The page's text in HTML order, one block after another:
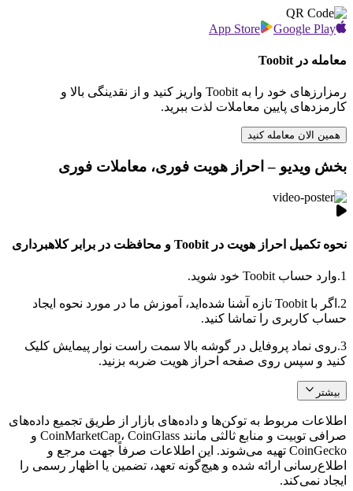
App Store Google Play
معامله در Toobit
رمزارزهای خود را به Toobit واریز کنید و از نقدینگی بالا و
کارمزدهای پایین معاملات لذت ببرید.
همین الان معامله کنید
بخش ویدیو – احراز هویت فوری، معاملات فوری
نحوه تکمیل احراز هویت در Toobit و محافظت در برابر کلاهبرداری
1. وارد حساب Toobit خود شوید.
2.
اگر با Toobit تازه آشنا شده‌اید، آموزش ما در مورد نحوه ایجاد
حساب کاربری را تماشا کنید.
3. روی نماد پروفایل در گوشه بالا سمت راست نوار پیمایش کلیک
کنید و سپس روی صفحه احراز هویت ضربه بزنید.
بیشتر
اطلاعات مربوط به توکن‌ها و داده‌های بازار از طریق تجمیع داده‌های
صرافی توبیت و منابع ثالثی مانند CoinMarketCap، CoinGlass و
CoinGecko تهیه می‌شوند. این اطلاعات صرفاً جهت مرجع و
اطلاع‌رسانی ارائه شده و هیچ‌گونه تعهد، تضمین یا اظهار رسمی را
ایجاد نمی‌کند.